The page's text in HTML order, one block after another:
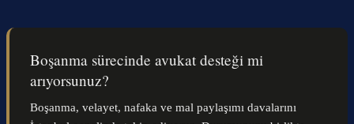
Boşanma sürecinde avukat desteği mi
arıyorsunuz?
Boşanma, velayet, nafaka ve mal paylaşımı davalarını